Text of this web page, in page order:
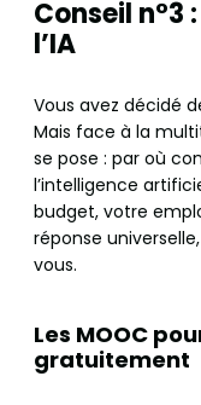
Conseil n°3
l’IA
Vous avez décidé
Mais face à la
se pose : par où
l’intelligence
budget, votre
réponse
vous.
Les MOOC
gratuitement